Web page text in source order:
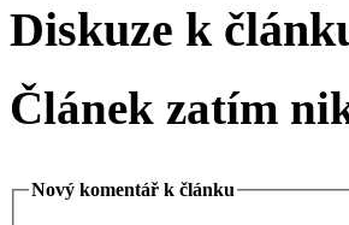
Diskuze k
Článek zatím
Nový komentář k článku